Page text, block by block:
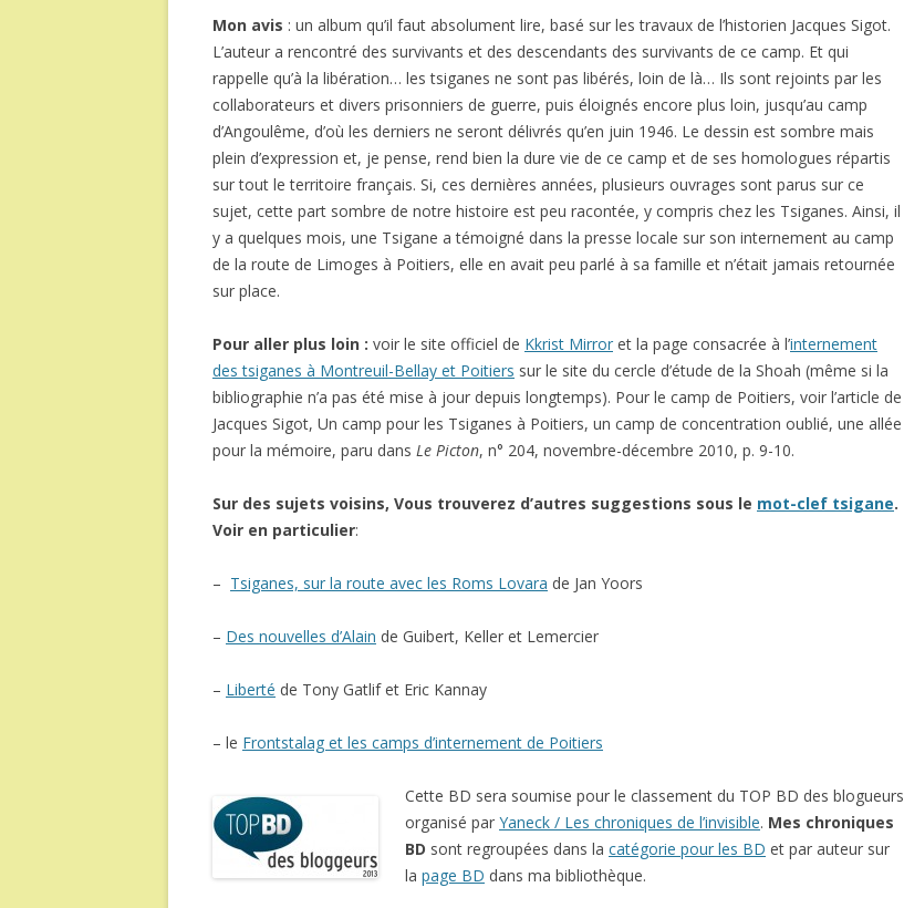
Mon avis : un album qu’il faut absolument lire, basé sur les travaux de l’historien Jacques Sigot.
L’auteur a rencontré des survivants et des descendants des survivants de ce camp. Et qui
rappelle qu’à la libération… les tsiganes ne sont pas libérés, loin de là… Ils sont rejoints par les
collaborateurs et divers prisonniers de guerre, puis éloignés encore plus loin, jusqu’au camp
d’Angoulême, d’où les derniers ne seront délivrés qu’en juin 1946. Le dessin est sombre mais
plein d’expression et, je pense, rend bien la dure vie de ce camp et de ses homologues répartis
sur tout le territoire français. Si, ces dernières années, plusieurs ouvrages sont parus sur ce
sujet, cette part sombre de notre histoire est peu racontée, y compris chez les Tsiganes. Ainsi, il
y a quelques mois, une Tsigane a témoigné dans la presse locale sur son internement au camp
de la route de Limoges à Poitiers, elle en avait peu parlé à sa famille et n’était jamais retournée
sur place.
Pour aller plus loin : voir le site officiel de Kkrist Mirror et la page consacrée à l’internement
des tsiganes à Montreuil-Bellay et Poitiers sur le site du cercle d’étude de la Shoah (même si la
bibliographie n’a pas été mise à jour depuis longtemps). Pour le camp de Poitiers, voir l’article de
Jacques Sigot, Un camp pour les Tsiganes à Poitiers, un camp de concentration oublié, une allée
pour la mémoire, paru dans Le Picton, n° 204, novembre-décembre 2010, p. 9-10.
Sur des sujets voisins, Vous trouverez d’autres suggestions sous le mot-clef tsigane.
Voir en particulier:
– Tsiganes, sur la route avec les Roms Lovara de Jan Yoors
– Des nouvelles d’Alain de Guibert, Keller et Lemercier
– Liberté de Tony Gatlif et Eric Kannay
– le Frontstalag et les camps d’internement de Poitiers
Cette BD sera soumise pour le classement du TOP BD des blogueurs
organisé par Yaneck / Les chroniques de l’invisible. Mes chroniques
BD sont regroupées dans la catégorie pour les BD et par auteur sur
la page BD dans ma bibliothèque.